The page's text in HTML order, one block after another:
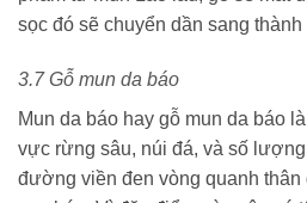
sọc đó sẽ chuyển dần sang
3.7 Gỗ mun da báo
Mun da báo hay gỗ mun da báo
vực rừng sâu, núi đá, và số
đường viền đen vòng quanh thân